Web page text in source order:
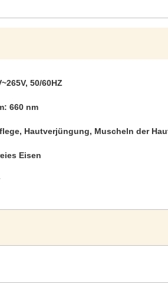
50/60HZ
660 nm
Hautverjüngung, Muscheln der
Eisen